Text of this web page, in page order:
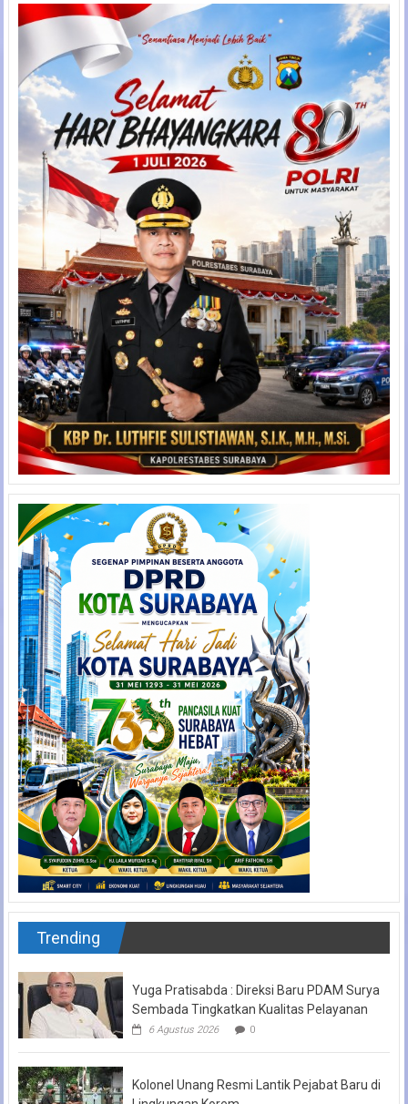
Trending
Yuga Pratisabda : Direksi Baru PDAM Surya
Sembada Tingkatkan Kualitas Pelayanan
6 Agustus 2026 0
Kolonel Unang Resmi Lantik Pejabat Baru di